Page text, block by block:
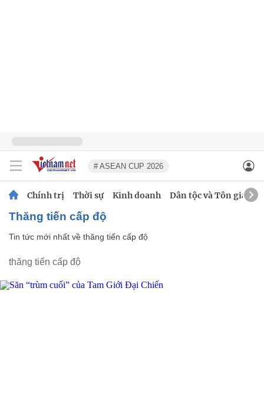
# ASEAN CUP 2026
Chính trị Thời sự Kinh doanh Dân tộc và Tôn giáo
thăng tiến cấp độ
Tin tức mới nhất về thăng tiến cấp độ
thăng tiến cấp độ